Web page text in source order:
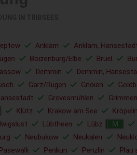
Anklam Anklam,
Boizenburg/Elbe Brüel
Demmin Demmin,
Garz/Rügen Gnoien
Grevesmühlen Grimmen
Klütz Krakow am See Kröpelin
Lübtheen Lübz M
Neubukow Neukalen
Pasewalk Penkun Penzlin Plau